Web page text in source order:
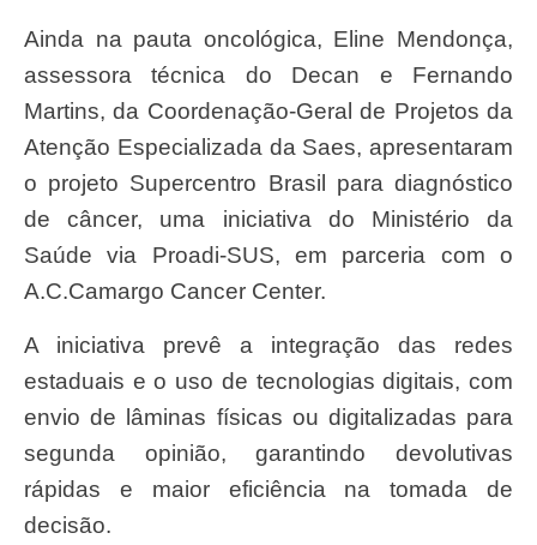
Ainda na pauta oncológica, Eline Mendonça,
assessora técnica do Decan e Fernando
Martins, da Coordenação-Geral de Projetos da
Atenção Especializada da Saes, apresentaram
o projeto Supercentro Brasil para diagnóstico
de câncer, uma iniciativa do Ministério da
Saúde via Proadi-SUS, em parceria com o
A.C.Camargo Cancer Center.
A iniciativa prevê a integração das redes
estaduais e o uso de tecnologias digitais, com
envio de lâminas físicas ou digitalizadas para
segunda opinião, garantindo devolutivas
rápidas e maior eficiência na tomada de
decisão.